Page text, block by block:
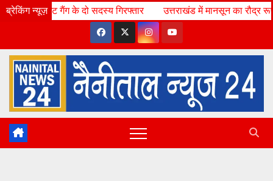
ब्रेकिंग न्यूज़
दो सदस्य गिरफ्तार उत्तराखंड में मानसून का रौद्र रूप, 12 जिलों में
Skip
Thu. Aug 6th, 2026 3:14:55 AM